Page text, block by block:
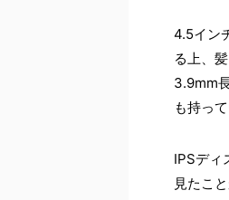
4.5イン
る上、
3.9mm
も持って
IPSディ
見たこ